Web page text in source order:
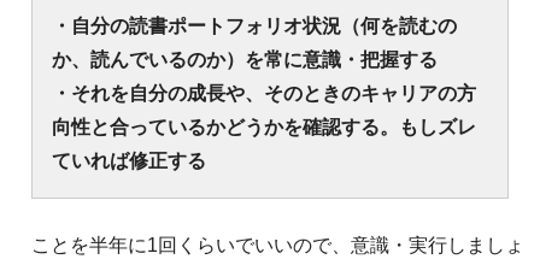
・自分の読書ポートフォリオ状況（何を読むの
か、読んでいるのか）を常に意識・把握する
・それを自分の成長や、そのときのキャリアの方
向性と合っているかどうかを確認する。もしズレ
ていれば修正する
ことを半年に1回くらいでいいので、意識・実行しましょ